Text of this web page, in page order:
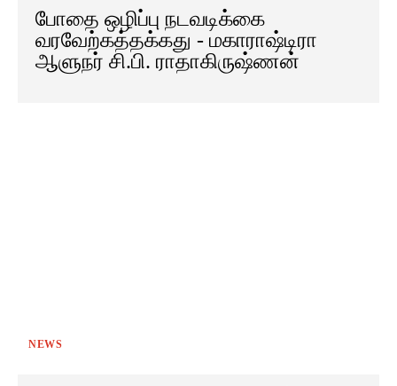
போதை ஒழிப்பு நடவடிக்கை
வரவேற்கத்தக்கது - மகாராஷ்டிரா
ஆளுநர் சி.பி. ராதாகிருஷ்ணன்
NEWS